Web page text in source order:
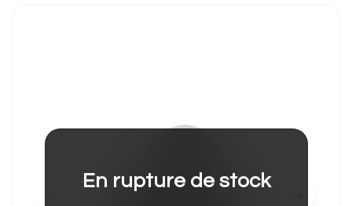
En rupture de stock